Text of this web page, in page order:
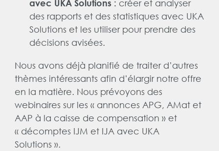
avec UKA Solutions : créer et analyser
des rapports et des statistiques avec UKA
Solutions et les utiliser pour prendre des
décisions avisées.
Nous avons déjà planifié de traiter d’autres
thèmes intéressants afin d’élargir notre offre
en la matière. Nous prévoyons des
webinaires sur les « annonces APG, AMat et
AAP à la caisse de compensation » et
« décomptes IJM et IJA avec UKA
Solutions ».